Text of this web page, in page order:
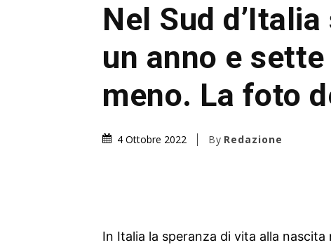
Nel Sud
un anno e
meno. La foto
4 Ottobre 2022 By Redazione
In Italia la speranza di vita alla